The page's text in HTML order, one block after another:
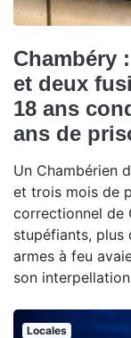
Chambéry
et deux
18 ans
ans de
Un Chambérien
et trois mois de
correctionnel de
stupéfiants, plus
armes à feu
son
Locales